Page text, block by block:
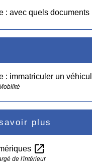
: avec quels
: immatriculer un
plus
open_in_new
de l'intérieur